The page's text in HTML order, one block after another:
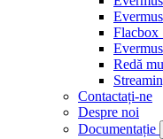
Flacbox
Redă
Contactați-ne
Despre noi
Documentație